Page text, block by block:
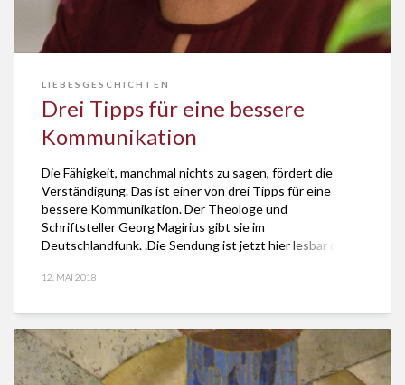
LIEBESGESCHICHTEN
Drei Tipps für eine bessere
Kommunikation
Die Fähigkeit, manchmal nichts zu sagen, fördert die
Verständigung. Das ist einer von drei Tipps für eine
bessere Kommunikation. Der Theologe und
Schriftsteller Georg Magirius gibt sie im
Deutschlandfunk. .Die Sendung ist jetzt hier lesbar oder
die typische Empfehlung für eine bessere
12. MAI 2018